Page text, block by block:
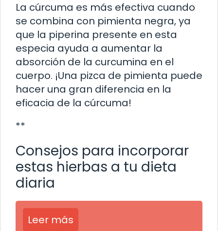
La cúrcuma es más efectiva cuando
se combina con pimienta negra, ya
que la piperina presente en esta
especia ayuda a aumentar la
absorción de la curcumina en el
cuerpo. ¡Una pizca de pimienta puede
hacer una gran diferencia en la
eficacia de la cúrcuma!
**
Consejos para incorporar
estas hierbas a tu dieta
diaria
Leer más